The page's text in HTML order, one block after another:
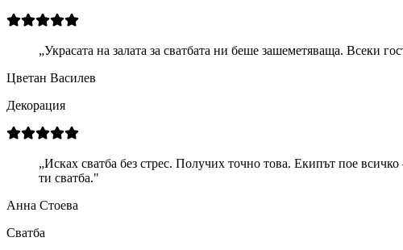
„Украсата на залата за сватбата ни беше зашеметяваща. Всеки
Цветан Василев
Декорация
„Исках сватба без стрес. Получих точно това. Екипът пое
ти сватба."
Анна Стоева
Сватба